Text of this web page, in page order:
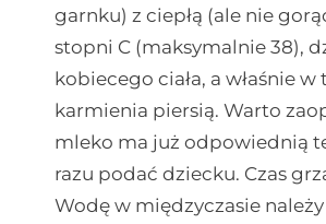
garnku) z ciepłą (ale nie
stopni C (maksymalnie 38),
kobiecego ciała, a właśnie
karmienia piersią. Warto
mleko ma już odpowiednią
razu podać dziecku. Czas
Wodę w międzyczasie